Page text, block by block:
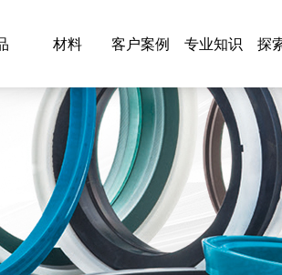
材料 客户案例 专业知识 探